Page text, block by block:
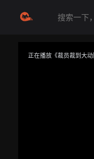
正在播放《裁员裁到大